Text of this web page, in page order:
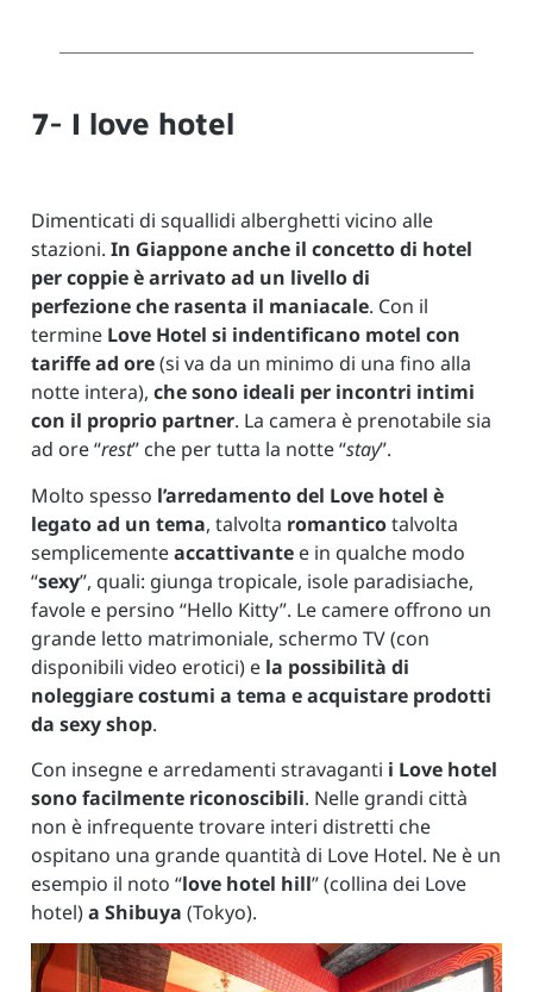
7- I love hotel
Dimenticati di squallidi alberghetti vicino alle
stazioni. In Giappone anche il concetto di hotel
per coppie è arrivato ad un livello di
perfezione che rasenta il maniacale. Con il
termine Love Hotel si indentificano motel con
tariffe ad ore(si va da un minimo di una fino alla
notte intera), che sono ideali per incontri intimi
con il proprio partner. La camera è prenotabile sia
ad ore “rest” che per tutta la notte “stay”.
Molto spesso l’arredamento del Love hotel è
legato ad un tema, talvolta romanticotalvolta
semplicementeaccattivante e in qualche modo
“sexy”, quali: giunga tropicale, isole paradisiache,
favole e persino “Hello Kitty”. Le camere offrono un
grande letto matrimoniale, schermo TV (con
disponibili video erotici) e la possibilità di
noleggiare costumi a tema e acquistare prodotti
da sexy shop.
Con insegne e arredamenti stravaganti i Love hotel
sono facilmente riconoscibili. Nelle grandi città
non è infrequente trovare interi distretti che
ospitano una grande quantità di Love Hotel. Ne è un
esempio il noto “love hotel hill” (collina dei Love
hotel)a Shibuya (Tokyo).